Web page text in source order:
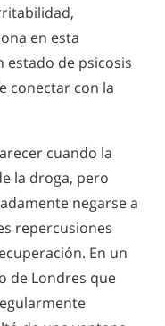
en esta
de psicosis
conectar con la
cuando la
la droga, pero
negarse a
repercusiones
En un
de Londres que